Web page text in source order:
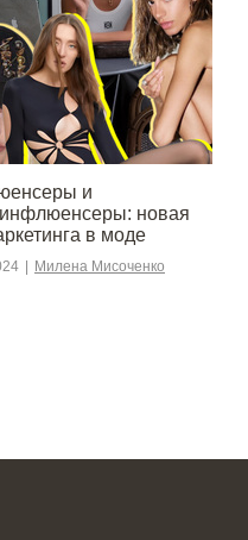
и
новая
в моде
Милена Мисоченко